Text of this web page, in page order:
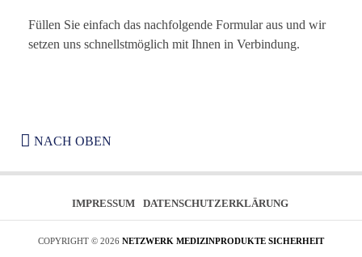
Füllen Sie einfach das nachfolgende Formular aus und wir
setzen uns schnellstmöglich mit Ihnen in Verbindung.
NACH OBEN
IMPRESSUM DATENSCHUTZERKLÄRUNG
COPYRIGHT © 2026 NETZWERK MEDIZINPRODUKTE SICHERHEIT